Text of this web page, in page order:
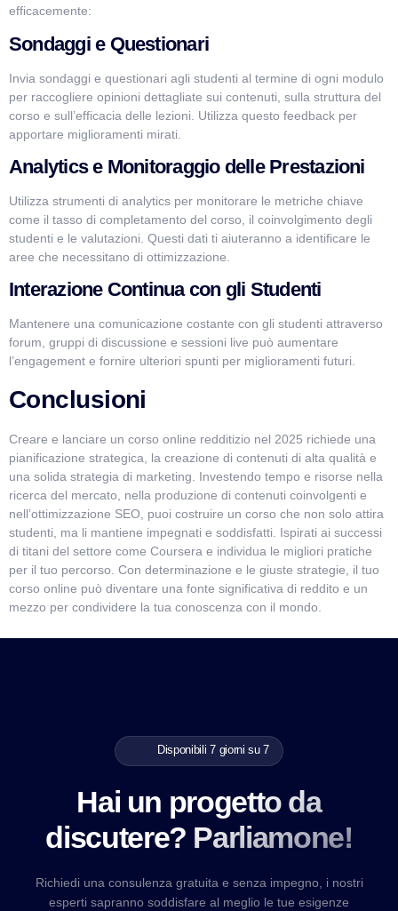
efficacemente:
Sondaggi e Questionari
Invia sondaggi e questionari agli studenti al termine di ogni modulo
per raccogliere opinioni dettagliate sui contenuti, sulla struttura del
corso e sull’efficacia delle lezioni. Utilizza questo feedback per
apportare miglioramenti mirati.
Analytics e Monitoraggio delle Prestazioni
Utilizza strumenti di analytics per monitorare le metriche chiave
come il tasso di completamento del corso, il coinvolgimento degli
studenti e le valutazioni. Questi dati ti aiuteranno a identificare le
aree che necessitano di ottimizzazione.
Interazione Continua con gli Studenti
Mantenere una comunicazione costante con gli studenti attraverso
forum, gruppi di discussione e sessioni live può aumentare
l’engagement e fornire ulteriori spunti per miglioramenti futuri.
Conclusioni
Creare e lanciare un corso online redditizio nel 2025 richiede una
pianificazione strategica, la creazione di contenuti di alta qualità e
una solida strategia di marketing. Investendo tempo e risorse nella
ricerca del mercato, nella produzione di contenuti coinvolgenti e
nell’ottimizzazione SEO, puoi costruire un corso che non solo attira
studenti, ma li mantiene impegnati e soddisfatti. Ispirati ai successi
di titani del settore come Coursera e individua le migliori pratiche
per il tuo percorso. Con determinazione e le giuste strategie, il tuo
corso online può diventare una fonte significativa di reddito e un
mezzo per condividere la tua conoscenza con il mondo.
Disponibili 7 giorni su 7
Hai un progetto da
discutere? Parliamone!
Richiedi una consulenza gratuita e senza impegno, i nostri
esperti sapranno soddisfare al meglio le tue esigenze